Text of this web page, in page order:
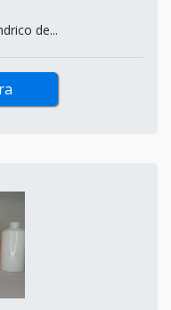
de...